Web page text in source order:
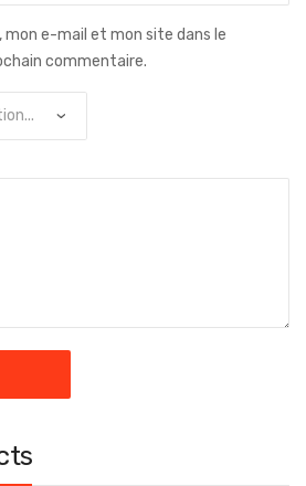
mon e-mail et mon site dans le
commentaire.